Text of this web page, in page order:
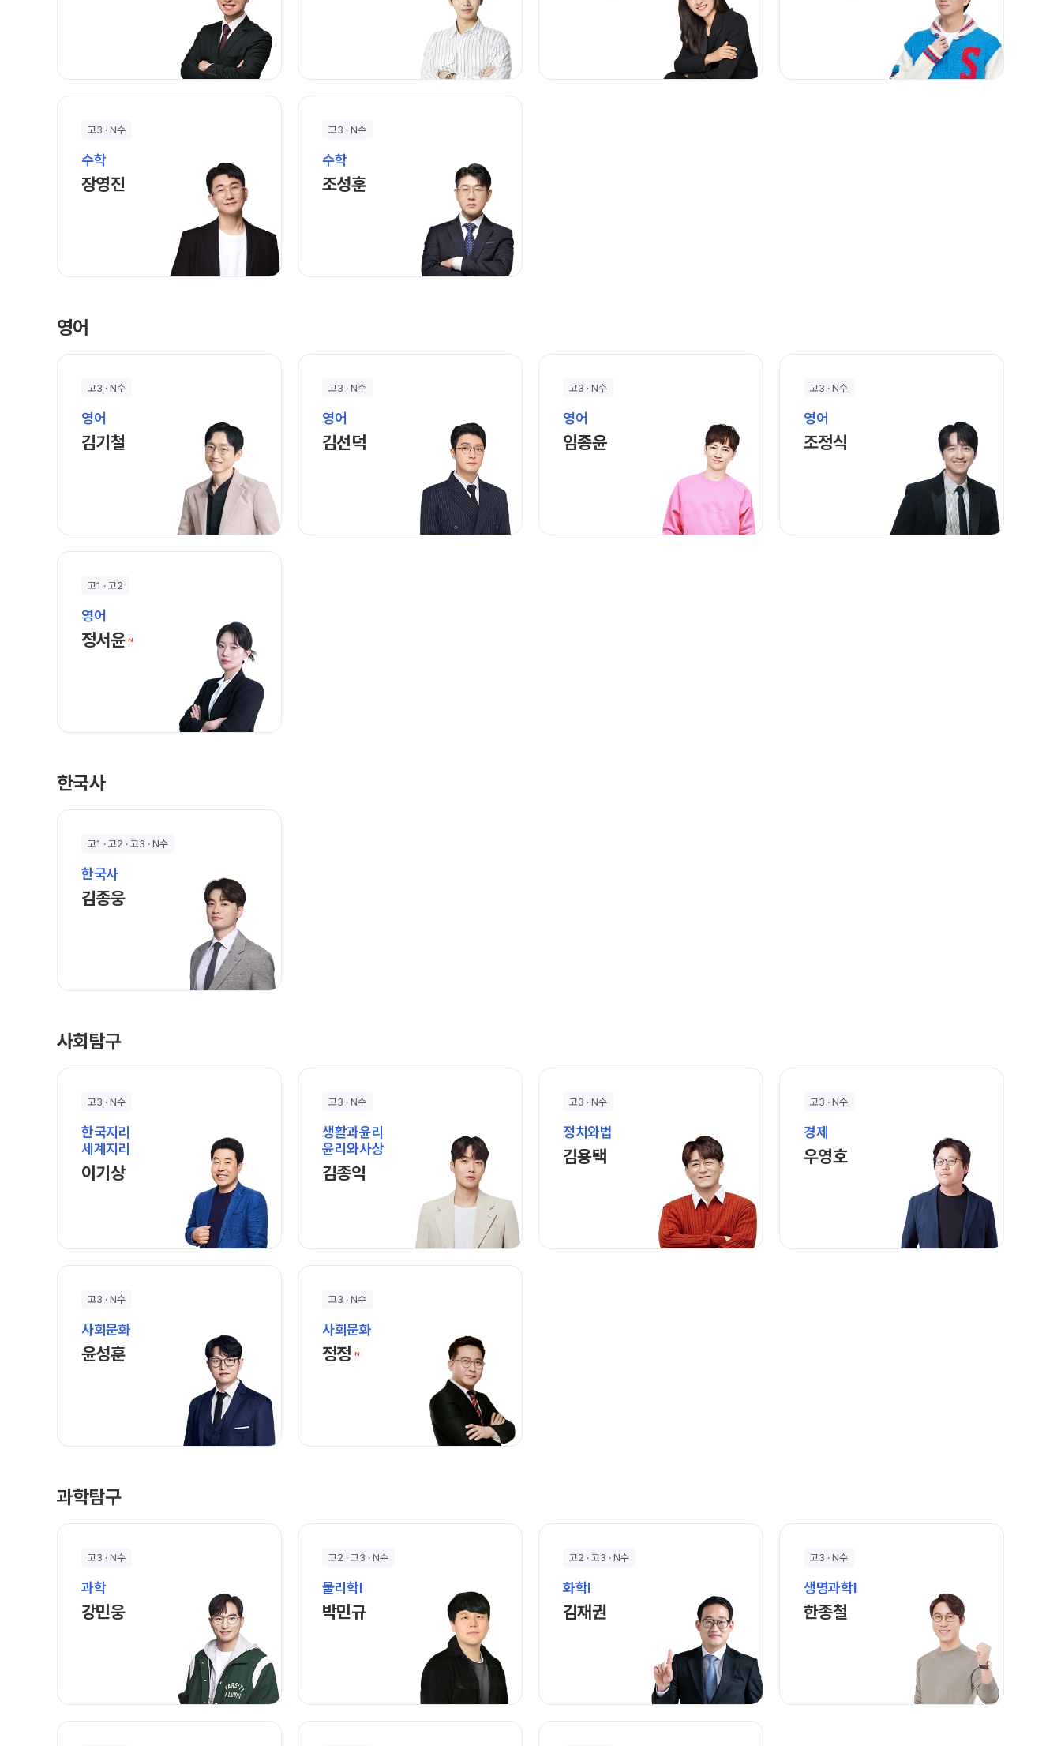
고3 · N수
수학
장영진 장영진 선생님 홈 바로가기
고3 · N수
수학
조성훈조성훈 선생님 홈 바로가기
영어
고3 · N수
영어
김기철 김기철 선생님 홈 바로가기
고3 · N수
영어
김선덕김선덕 선생님 홈 바로가기
고3 · N수
영어
임종윤 임종윤 선생님 홈 바로가기
고3 · N수
영어
조정식 조정식 선생님 홈 바로가기
고1 · 고2
영어
정서윤 N 정서윤 선생님 홈 바로가기
한국사
고1 · 고2 · 고3 · N수
한국사
김종웅 김종웅 선생님 홈 바로가기
사회탐구
고3 · N수
한국지리
세계지리
이기상이기상 선생님 홈 바로가기
고3 · N수
생활과윤리
윤리와사상
김종익 김종익 선생님 홈 바로가기
고3 · N수
정치와법
김용택김용택 선생님 홈 바로가기
고3 · N수
경제
우영호우영호 선생님 홈 바로가기
고3 · N수
사회문화
윤성훈윤성훈 선생님 홈 바로가기
고3 · N수
사회문화
정정 N 정정 선생님 홈 바로가기
과학탐구
고3 · N수
과학
강민웅 강민웅 선생님 홈 바로가기
고2 · 고3 · N수
물리학I
박민규 박민규 선생님 홈 바로가기
고2 · 고3 · N수
화학I
김재권김재권 선생님 홈 바로가기
고3 · N수
생명과학I
한종철 한종철 선생님 홈 바로가기